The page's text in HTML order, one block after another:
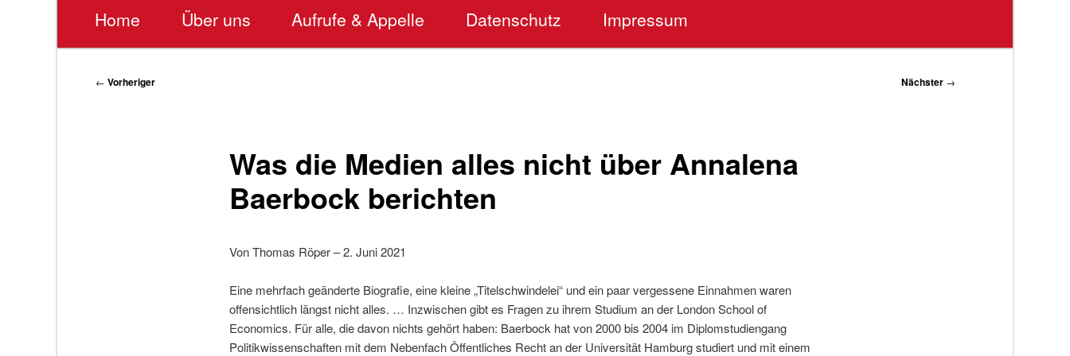
Home Über uns Aufrufe & Appelle Datenschutz Impressum
Beitragsnavigation
← Vorheriger Nächster →
Was die Medien alles nicht über Annalena
Baerbock berichten
Von Thomas Röper – 2. Juni 2021
Eine mehrfach geänderte Biografie, eine kleine „Titelschwindelei“ und ein paar vergessene Einnahmen waren
offensichtlich längst nicht alles. … Inzwischen gibt es Fragen zu ihrem Studium an der London School of
Economics. Für alle, die davon nichts gehört haben: Baerbock hat von 2000 bis 2004 im Diplomstudiengang
Politikwissenschaften mit dem Nebenfach Öffentliches Recht an der Universität Hamburg studiert und mit einem